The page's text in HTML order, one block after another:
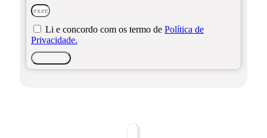
Li e concordo com os termo de Política de
Privacidade.